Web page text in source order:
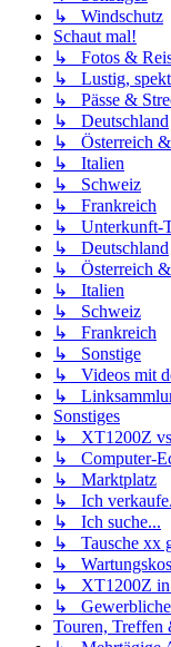
↳ Windschutz
Schaut mal!
↳ Fotos &
↳ Lustig,
↳ Pässe &
↳ Deutschland
↳ Österreich &
↳ Italien
↳ Schweiz
↳ Frankreich
↳ Unterkunft-
↳ Deutschland
↳ Österreich &
↳ Italien
↳ Schweiz
↳ Frankreich
↳ Sonstige
↳ Videos mit
↳
Sonstiges
↳ XT1200Z
↳ Computer-
↳ Marktplatz
↳ Ich
↳ Ich suche...
↳ Tausche xx
↳
↳ XT1200Z in
↳
Touren, Treffen